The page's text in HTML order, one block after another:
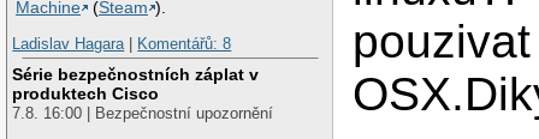
Machine
(Steam ).
Ladislav Hagara
Komentářů: 8
Série bezpečnostních záplat v
produktech Cisco
7.8. 16:00 | Bezpečnostní upozornění